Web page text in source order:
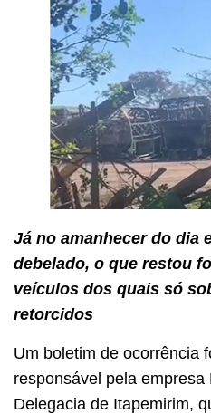
Já no amanhecer do dia
debelado, o que restou
veículos dos quais só
retorcidos
Um boletim de ocorrência
responsável pela
Delegacia de Itapemirim,